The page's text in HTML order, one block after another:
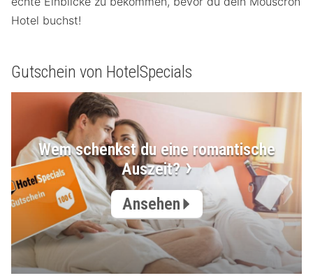
Hotel buchst!
Gutschein von HotelSpecials
Wem schenkst du eine romantische
Auszeit?
Ansehen